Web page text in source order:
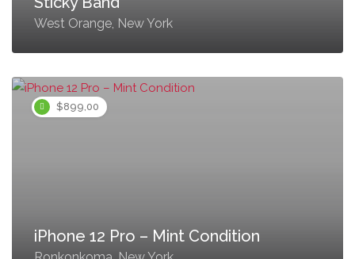
West Orange, New York
$899,00
iPhone 12 Pro – Mint Condition